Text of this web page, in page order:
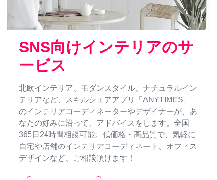
SNS向けインテリアのサ
ービス
北欧インテリア、モダンスタイル、ナチュラルイン
テリアなど、スキルシェアアプリ「ANYTIMES」
のインテリアコーディネーターやデザイナーが、あ
なたの好みに沿って、アドバイスをします。全国
365日24時間相談可能。低価格・高品質で、気軽に
自宅や店舗のインテリアコーディネート、オフィス
デザインなど、ご相談頂けます！